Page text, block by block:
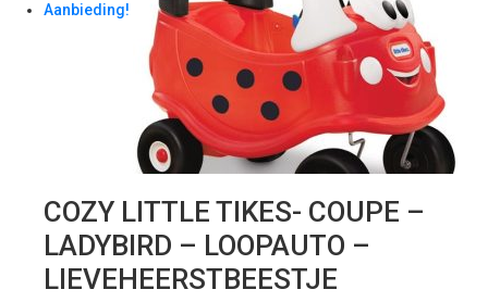
Aanbieding!
COZY LITTLE TIKES- COUPE –
LADYBIRD – LOOPAUTO –
LIEVEHEERSTBEESTJE